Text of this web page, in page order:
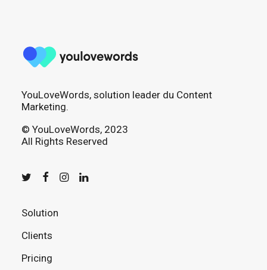
YouLoveWords, solution leader du Content
Marketing.
© YouLoveWords, 2023
All Rights Reserved
Solution
Clients
Pricing